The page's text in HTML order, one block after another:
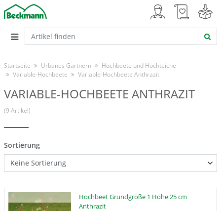
Startseite Urbanes Gärtnern
Hochbeete und Hochteiche
Variable-Hochbeete
Variable-Hochbeete Anthrazit
VARIABLE-HOCHBEETE ANTHRAZIT
(9 Artikel)
Sortierung
Hochbeet Grundgröße 1 Höhe 25 cm
Anthrazit